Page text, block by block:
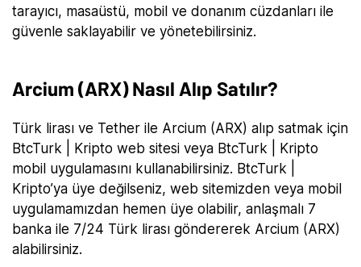
tarayıcı, masaüstü, mobil ve donanım cüzdanları ile
güvenle saklayabilir ve yönetebilirsiniz.
Arcium (ARX) Nasıl Alıp Satılır?
Türk lirası ve Tether ile Arcium (ARX) alıp satmak için
BtcTurk | Kripto web sitesi veya BtcTurk | Kripto
mobil uygulamasını kullanabilirsiniz. BtcTurk |
Kripto’ya üye değilseniz, web sitemizden veya mobil
uygulamamızdan hemen üye olabilir, anlaşmalı 7
banka ile 7/24 Türk lirası göndererek Arcium (ARX)
alabilirsiniz.